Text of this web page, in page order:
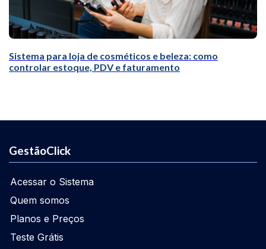
Sistema para loja de cosméticos e beleza: como
controlar estoque, PDV e faturamento
GestãoClick
Acessar o Sistema
Quem somos
Planos e Preços
Teste Grátis